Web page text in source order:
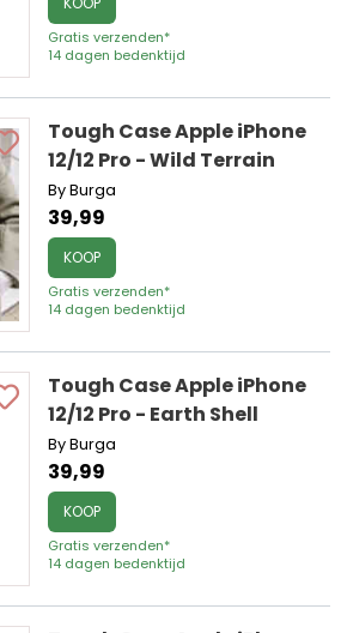
Gratis verzenden*
14 dagen bedenktijd
Tough Case Apple iPhone
12/12 Pro - Wild Terrain
By Burga
39,99
KOOP
Gratis verzenden*
14 dagen bedenktijd
Tough Case Apple iPhone
12/12 Pro - Earth Shell
By Burga
39,99
KOOP
Gratis verzenden*
14 dagen bedenktijd